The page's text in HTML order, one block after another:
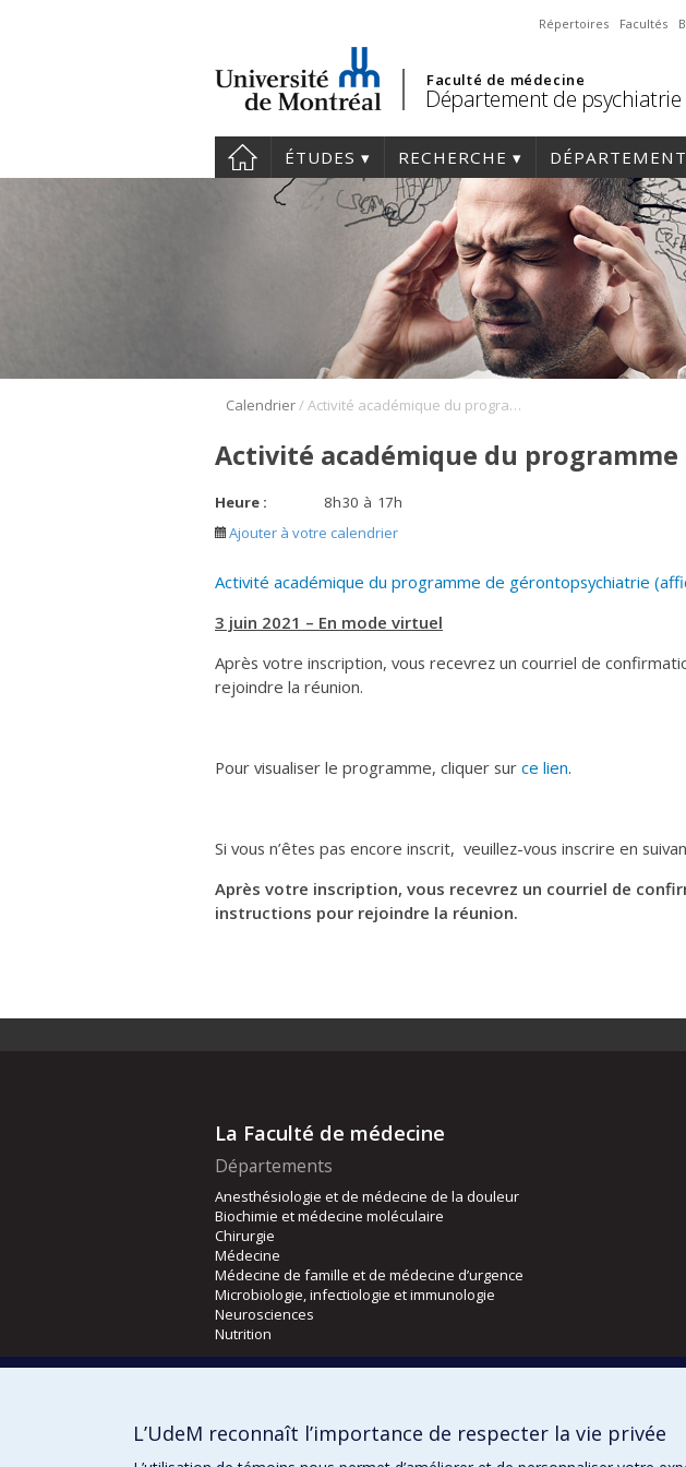
Répertoires Facultés
Faculté de médecine
Département de psychiatrie
ÉTUDES RECHERCHE DÉPARTEMENT
Calendrier/ Activité académique du programme de gérontopsychiatrie
Activité académique du
Heure : 8h30 à 17h
Ajouter à votre calendrier
Activité académique du programme de gérontopsychiatrie
3 juin 2021 – En mode virtuel
Après votre inscription, vous recevrez un courriel de
rejoindre la réunion.
Pour visualiser le programme, cliquer sur ce lien.
Si vous n’êtes pas encore inscrit, veuillez-vous inscrire en
Après votre inscription, vous recevrez un courriel de
instructions pour rejoindre la réunion.
La Faculté de médecine
Départements
Anesthésiologie et de médecine de la douleur
Biochimie et médecine moléculaire
Chirurgie
Médecine
Médecine de famille et de médecine d’urgence
Microbiologie, infectiologie et immunologie
Neurosciences
Nutrition
Orthophonie et audiologie
L’UdeM reconnaît l’importance de respecter la vie privée